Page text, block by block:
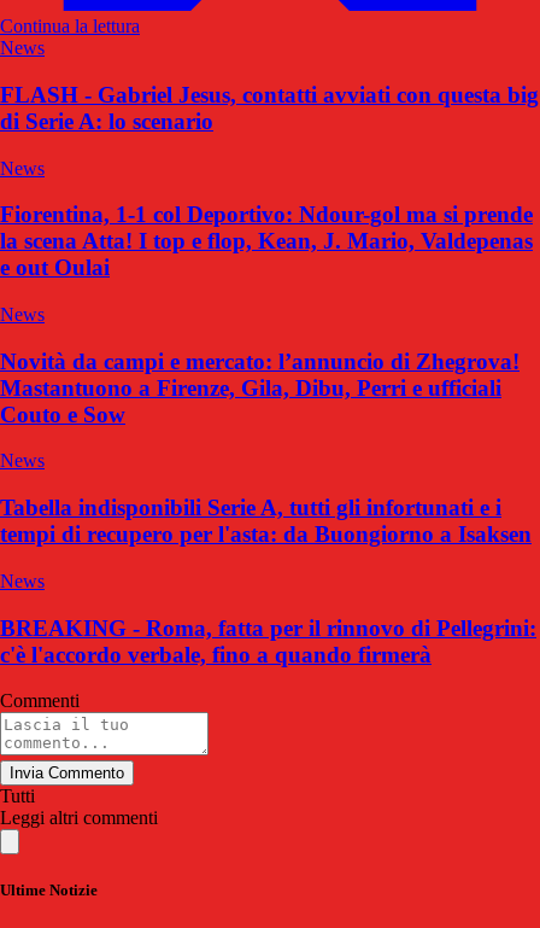
Continua la lettura
News
FLASH - Gabriel Jesus, contatti avviati con questa big
di Serie A: lo scenario
News
Fiorentina, 1-1 col Deportivo: Ndour-gol ma si prende
la scena Atta! I top e flop, Kean, J. Mario, Valdepenas
e out Oulai
News
Novità da campi e mercato: l’annuncio di Zhegrova!
Mastantuono a Firenze, Gila, Dibu, Perri e ufficiali
Couto e Sow
News
Tabella indisponibili Serie A, tutti gli infortunati e i
tempi di recupero per l'asta: da Buongiorno a Isaksen
News
BREAKING - Roma, fatta per il rinnovo di Pellegrini:
c'è l'accordo verbale, fino a quando firmerà
Commenti
Invia Commento
Tutti
Leggi altri commenti
Ultime Notizie